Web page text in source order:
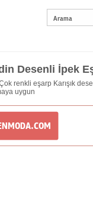
Desenli İpek
renkli eşarp Karışık
uygun